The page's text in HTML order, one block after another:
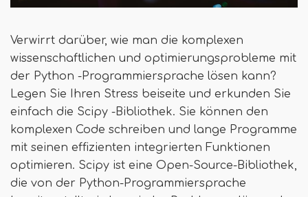
Verwirrt darüber, wie man die komplexen
wissenschaftlichen und optimierungsprobleme mit
der Python -Programmiersprache lösen kann?
Legen Sie Ihren Stress beiseite und erkunden Sie
einfach die Scipy -Bibliothek. Sie können den
komplexen Code schreiben und lange Programme
mit seinen effizienten integrierten Funktionen
optimieren. Scipy ist eine Open-Source-Bibliothek,
die von der Python-Programmiersprache